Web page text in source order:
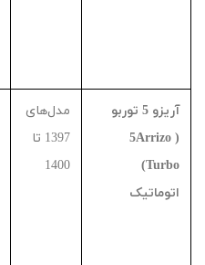
آریزو 5 توربو
(
Arrizo
5
Turbo
)
اتوماتیک
مدل‌های
1397 تا
1400